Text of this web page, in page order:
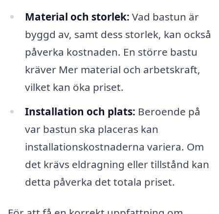
Material och storlek: Vad bastun är
byggd av, samt dess storlek, kan också
påverka kostnaden. En större bastu
kräver Mer material och arbetskraft,
vilket kan öka priset.
Installation och plats: Beroende på
var bastun ska placeras kan
installationskostnaderna variera. Om
det krävs eldragning eller tillstånd kan
detta påverka det totala priset.